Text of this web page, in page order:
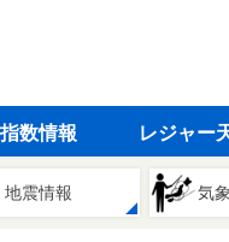
指数情報 レジャー
地震情報 気